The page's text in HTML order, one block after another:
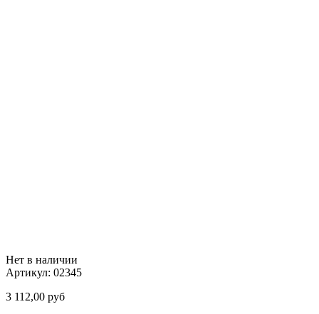
Нет в наличии
Артикул: 02345
3 112,00 руб